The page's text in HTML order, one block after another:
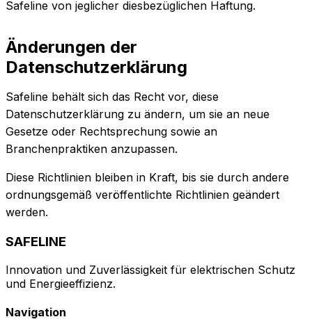
Safeline von jeglicher diesbezüglichen Haftung.
Änderungen der
Datenschutzerklärung
Safeline behält sich das Recht vor, diese
Datenschutzerklärung zu ändern, um sie an neue
Gesetze oder Rechtsprechung sowie an
Branchenpraktiken anzupassen.
Diese Richtlinien bleiben in Kraft, bis sie durch andere
ordnungsgemäß veröffentlichte Richtlinien geändert
werden.
SAFELINE
Innovation und Zuverlässigkeit für elektrischen Schutz
und Energieeffizienz.
Navigation